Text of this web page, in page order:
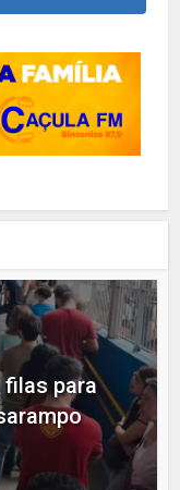
para